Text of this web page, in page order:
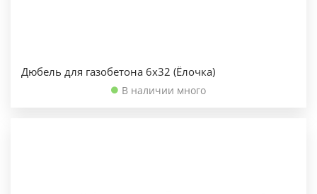
Дюбель для газобетона 6х32 (Ёлочка)
В наличии много